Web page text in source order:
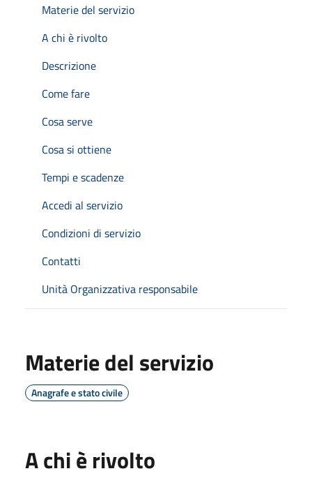
Materie del servizio
A chi è rivolto
Descrizione
Come fare
Cosa serve
Cosa si ottiene
Tempi e scadenze
Accedi al servizio
Condizioni di servizio
Contatti
Unità Organizzativa responsabile
Materie del servizio
Anagrafe e stato civile
A chi è rivolto